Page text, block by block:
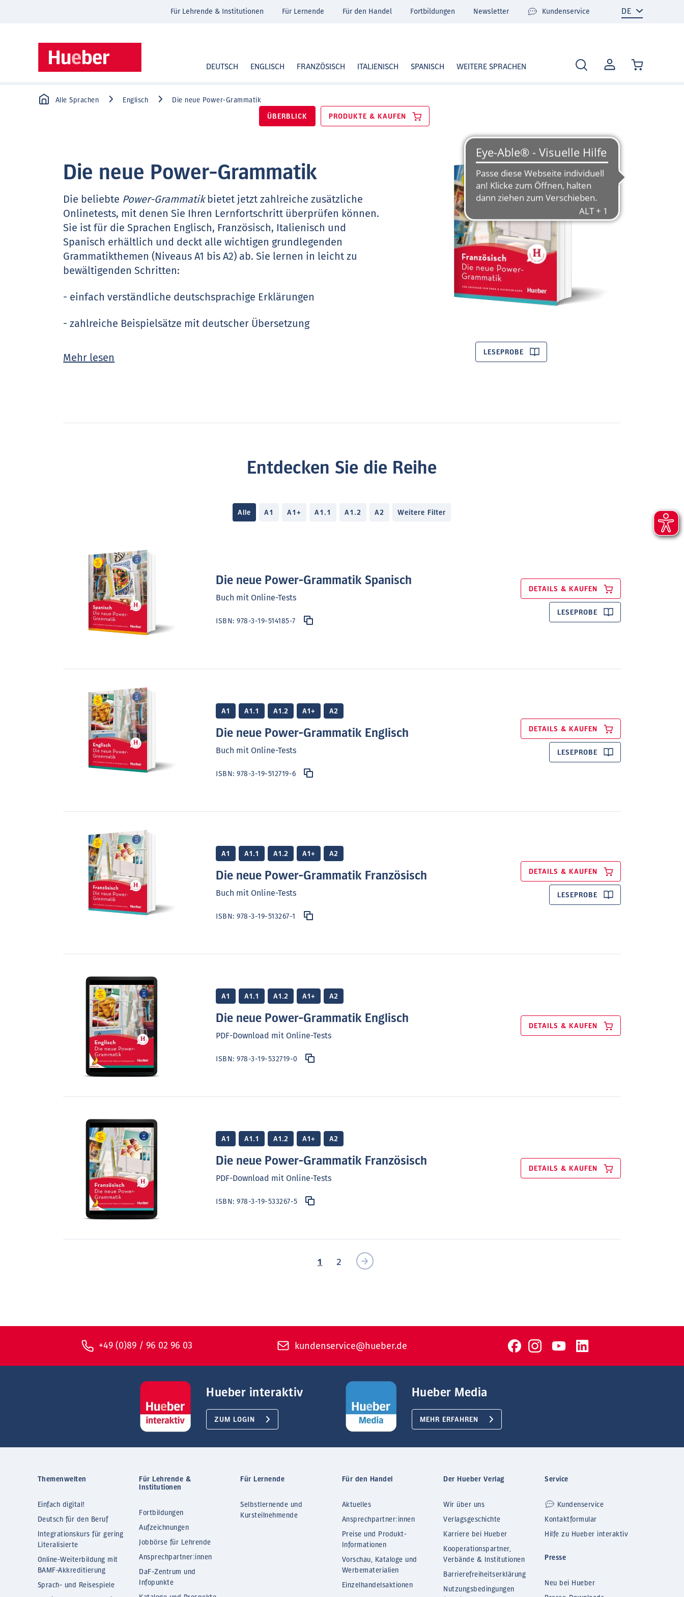
MEIN
KONTO
DEUTSCH ENGLISCH FRANZÖSISCH ITALIENISCH SPANISCH WEITERE SPRACHEN
Für Lehrende & Institutionen Für Lernende Für den Handel Fortbildungen Newsletter Kundenservice
Alle Sprachen Englisch Die neue Power-Grammatik
ÜBERBLICK PRODUKTE & KAUFEN
LESEPROBE
Die neue Power-Grammatik
Die beliebte Power-Grammatikbietet jetzt zahlreiche zusätzliche
Onlinetests, mit denen Sie Ihren Lernfortschritt überprüfen können.
Sie ist für die Sprachen Englisch, Französisch, Italienisch und
Spanisch erhältlich und deckt alle wichtigen grundlegenden
Grammatikthemen (Niveaus A1 bis A2) ab. Sie lernen in leicht zu
bewältigenden Schritten:
- einfach verständliche deutschsprachige Erklärungen
- zahlreiche Beispielsätze mit deutscher Übersetzung
- doppelseitiger Aufbau: links Erklärungen, rechts Übungen
- Anhang mit Lösungsschlüssel, Glossar des Übungswortschatzes, Liste
Mehr lesen
Entdecken Sie die Reihe
Alle A1 A1+ A1.1 A1.2 A2 Weitere Filter
Die neue Power-Grammatik Spanisch
Buch mit Online-Tests
ISBN:978-3-19-514185-7
DETAILS & KAUFEN
LESEPROBE
A1 A1.1 A1.2 A1+ A2
Die neue Power-Grammatik Englisch
Buch mit Online-Tests
ISBN:978-3-19-512719-6
DETAILS & KAUFEN
LESEPROBE
A1 A1.1 A1.2 A1+ A2
Die neue Power-Grammatik Französisch
Buch mit Online-Tests
ISBN:978-3-19-513267-1
DETAILS & KAUFEN
LESEPROBE
A1 A1.1 A1.2 A1+ A2
Die neue Power-Grammatik Englisch
PDF-Download mit Online-Tests
ISBN:978-3-19-532719-0
DETAILS & KAUFEN
A1 A1.1 A1.2 A1+ A2
Die neue Power-Grammatik Französisch
PDF-Download mit Online-Tests
ISBN:978-3-19-533267-5
DETAILS & KAUFEN
1 2
+49 (0)89 / 96 02 96 03 kundenservice@hueber.de
Hueber interaktiv
ZUM LOGIN
Hueber Media
MEHR ERFAHREN
Themenwelten
Einfach digital!
Deutsch für den Beruf
Integrationskurs für gering
Literalisierte
Online-Weiterbildung mit
BAMF-Akkreditierung
Sprach- und Reisespiele
Für Lehrende &
Institutionen
Fortbildungen
Aufzeichnungen
Jobbörse für Lehrende
Ansprechpartner:innen
DaF-Zentrum und
Infopunkte
Für Lernende
Selbstlernende und
Kursteilnehmende
Für den Handel
Aktuelles
Ansprechpartner:innen
Preise und Produkt-
Informationen
Vorschau, Kataloge und
Werbematerialien
Einzelhandelsaktionen
Der Hueber Verlag
Wir über uns
Verlagsgeschichte
Karriere bei Hueber
Kooperationspartner,
Verbände & Institutionen
Barrierefreiheitserklärung
Nutzungsbedingungen
Service
Kundenservice
Kontaktformular
Hilfe zu Hueber interaktiv
Presse
Neu bei Hueber